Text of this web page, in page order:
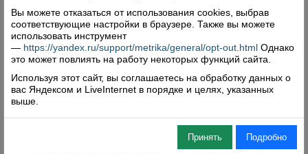
Вы можете отказаться от использования cookies, выбрав
соответствующие настройки в браузере. Также вы можете
использовать инструмент
— https://yandex.ru/support/metrika/general/opt-out.html Однако
это может повлиять на работу некоторых функций сайта.
Используя этот сайт, вы соглашаетесь на обработку данных о
вас Яндексом и LiveInternet в порядке и целях, указанных
выше.
Принять Подробно